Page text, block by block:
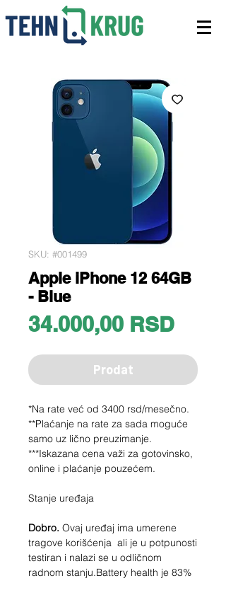
SKU: #001499
Apple iPhone 12 64GB
- Blue
34.000,00 RSDPrice
Prodat
*Na rate već od 3400 rsd/mesečno.
**Plaćanje na rate za sada moguće
samo uz lično preuzimanje.
***Iskazana cena važi za gotovinsko,
online i plaćanje pouzećem.
Stanje uređaja
Dobro. Ovaj uređaj ima umerene
tragove korišćenja ali je u potpunosti
testiran i nalazi se u odličnom
radnom stanju.Battery health je 83%